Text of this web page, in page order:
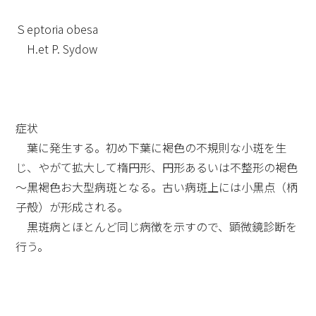
Ｓeptoria obesa
H.et P. Sydow
症状
葉に発生する。初め下葉に褐色の不規則な小斑を生
じ、やがて拡大して楕円形、円形あるいは不整形の褐色
～黒褐色お大型病斑となる。古い病斑上には小黒点（柄
子殻）が形成される。
黒斑病とほとんど同じ病徴を示すので、顕微鏡診断を
行う。